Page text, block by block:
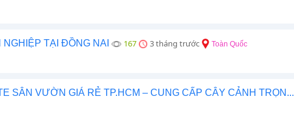
TẠI ĐỒNG NAI 167 3 tháng trước Toàn Quốc
SÂN VƯỜN GIÁ RẺ TP.HCM – CUNG CẤP CÂY CẢNH TRỌN...